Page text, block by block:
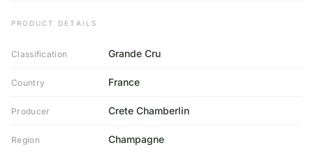
PRODUCT DETAILS
Classification Grande Cru
Country France
Producer Crete Chamberlin
Region Champagne